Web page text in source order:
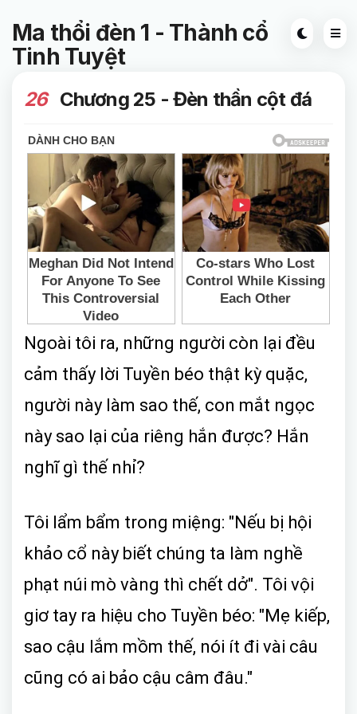
Ma thổi đèn 1 - Thành cổ
Tinh Tuyệt
26 Chương 25 - Đèn thần cột đá
Ngoài tôi ra, những người còn lại đều
cảm thấy lời Tuyền béo thật kỳ quặc,
người này làm sao thế, con mắt ngọc
này sao lại của riêng hắn được? Hắn
nghĩ gì thế nhỉ?
Tôi lẩm bẩm trong miệng: "Nếu bị hội
khảo cổ này biết chúng ta làm nghề
phạt núi mò vàng thì chết dở". Tôi vội
giơ tay ra hiệu cho Tuyền béo: "Mẹ kiếp,
sao cậu lắm mồm thế, nói ít đi vài câu
cũng có ai bảo cậu câm đâu."